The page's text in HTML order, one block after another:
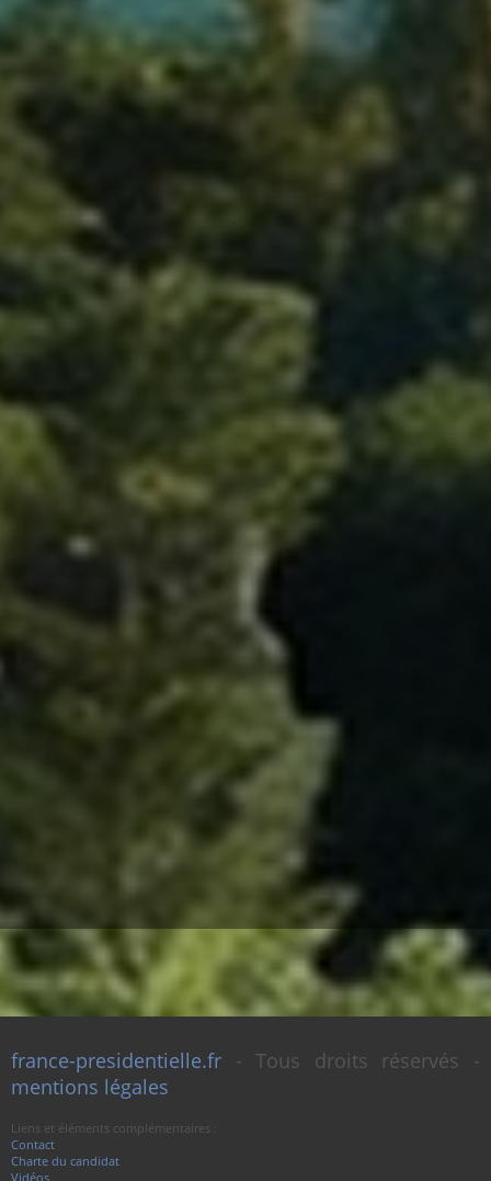
france-presidentielle.fr - Tous droits réservés -
mentions légales
Liens et éléments complémentaires :
Contact
Charte du candidat
Vidéos